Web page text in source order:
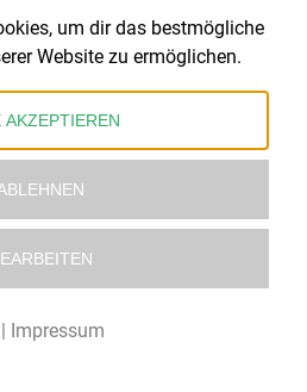
um dir das bestmögliche
Website zu ermöglichen.
AKZEPTIEREN
| Impressum